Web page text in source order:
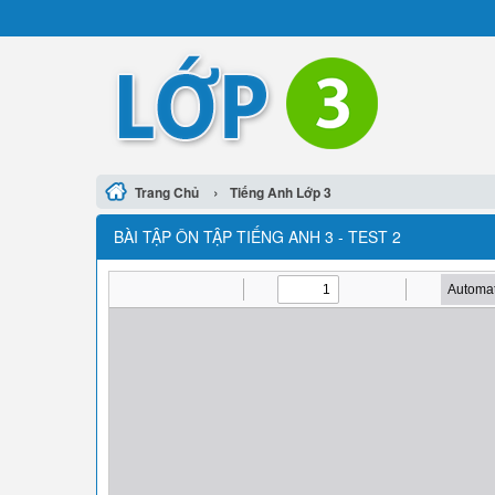
Trang Chủ › Tiếng Anh Lớp 3
BÀI TẬP ÔN TẬP TIẾNG ANH 3 - TEST 2